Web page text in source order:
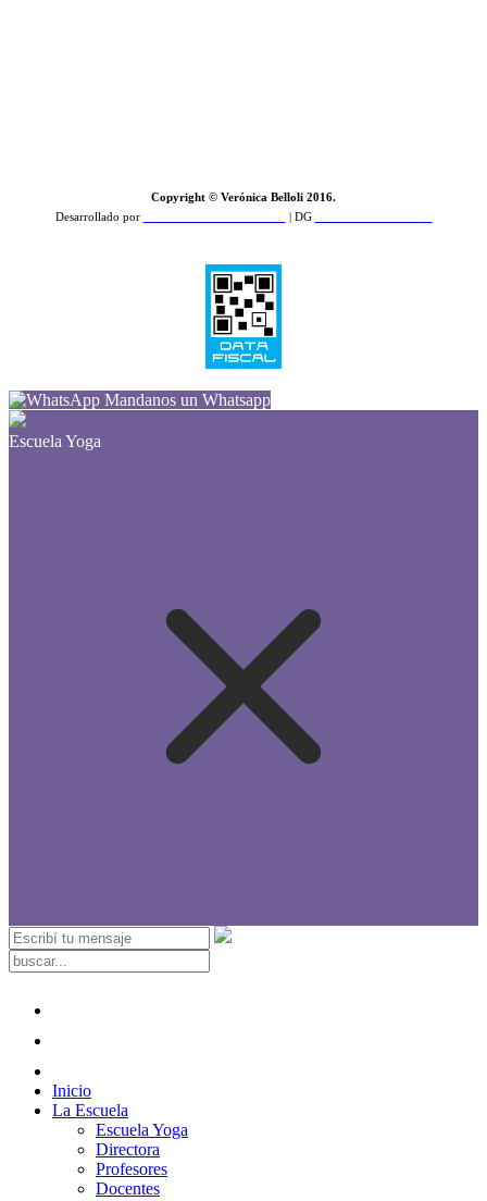
Copyright © Verónica Belloli 2016.
Desarrollado por
| DG
Mandanos un Whatsapp
Escuela Yoga
Inicio
La Escuela
Escuela Yoga
Directora
Profesores
Docentes